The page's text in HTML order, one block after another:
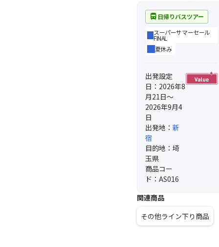
directions_bus 日帰りバスツアー
スーパーサマーセール
FINAL
夏休み
出発設定
日：2026年8
月21日～
2026年9月4
日
出発地： 新
宿
目的地：埼
玉県
商品コー
ド：AS016
関連商品
その他ライン下り商品